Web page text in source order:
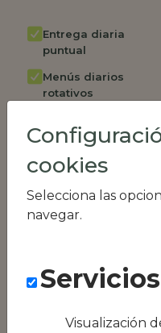
Entrega diaria
puntual
Menús diarios
rotativos
semanalmente
Factura única
Acceso individual
RR.HH
equipos híbridos
cookies
Selecciona las
navegar.
Visualización